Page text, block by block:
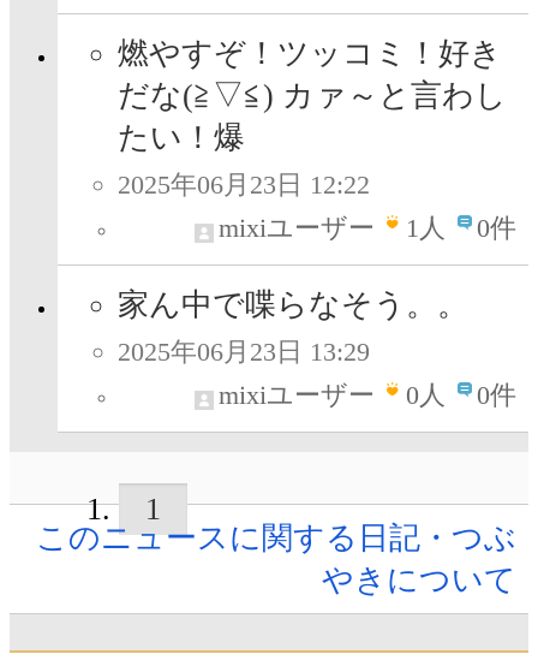
燃やすぞ！ツッコミ！好き
だな(⁠≧⁠▽⁠≦⁠) カァ～と言わし
たい！爆
2025年06月23日 12:22
mixiユーザー
1人 0件
家ん中で喋らなそう。。
2025年06月23日 13:29
mixiユーザー
0人 0件
1
このニュースに関する日記・つぶ
やきについて